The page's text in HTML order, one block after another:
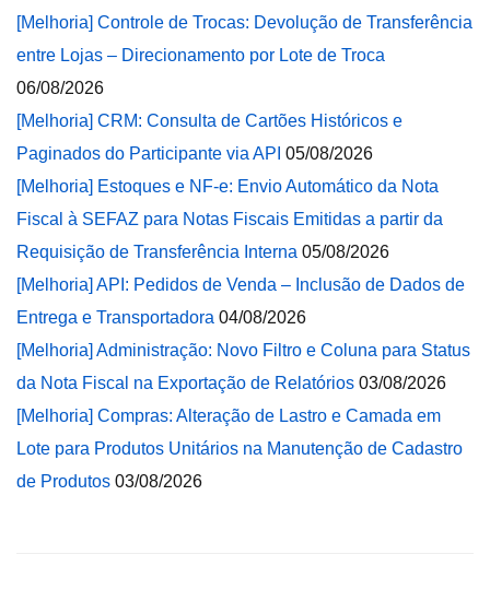
[Melhoria] Controle de Trocas: Devolução de Transferência
entre Lojas – Direcionamento por Lote de Troca
06/08/2026
[Melhoria] CRM: Consulta de Cartões Históricos e
Paginados do Participante via API 05/08/2026
[Melhoria] Estoques e NF-e: Envio Automático da Nota
Fiscal à SEFAZ para Notas Fiscais Emitidas a partir da
Requisição de Transferência Interna 05/08/2026
[Melhoria] API: Pedidos de Venda – Inclusão de Dados de
Entrega e Transportadora 04/08/2026
[Melhoria] Administração: Novo Filtro e Coluna para Status
da Nota Fiscal na Exportação de Relatórios 03/08/2026
[Melhoria] Compras: Alteração de Lastro e Camada em
Lote para Produtos Unitários na Manutenção de Cadastro
de Produtos 03/08/2026